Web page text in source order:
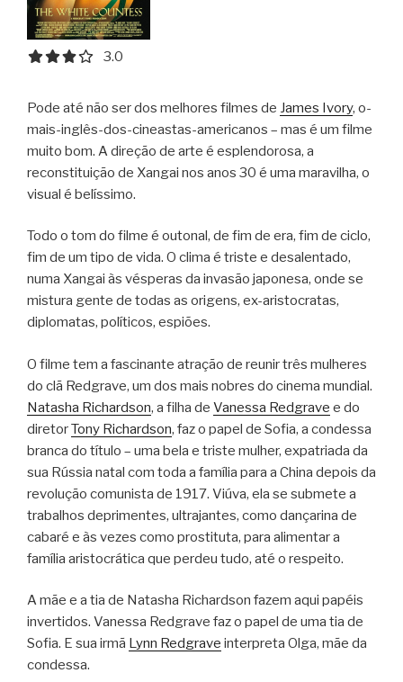
3.0 out of 5.0 stars
3.0
Pode até não ser dos melhores filmes de James Ivory, o-
mais-inglês-dos-cineastas-americanos – mas é um filme
muito bom. A direção de arte é esplendorosa, a
reconstituição de Xangai nos anos 30 é uma maravilha, o
visual é belíssimo.
Todo o tom do filme é outonal, de fim de era, fim de ciclo,
fim de um tipo de vida. O clima é triste e desalentado,
numa Xangai às vésperas da invasão japonesa, onde se
mistura gente de todas as origens, ex-aristocratas,
diplomatas, políticos, espiões.
O filme tem a fascinante atração de reunir três mulheres
do clã Redgrave, um dos mais nobres do cinema mundial.
Natasha Richardson, a filha de Vanessa Redgrave e do
diretorTony Richardson, faz o papel de Sofia, a condessa
branca do título – uma bela e triste mulher, expatriada da
sua Rússia natal com toda a família para a China depois da
revolução comunista de 1917. Viúva, ela se submete a
trabalhos deprimentes, ultrajantes, como dançarina de
cabaré e às vezes como prostituta, para alimentar a
família aristocrática que perdeu tudo, até o respeito.
A mãe e a tia de Natasha Richardson fazem aqui papéis
invertidos. Vanessa Redgrave faz o papel de uma tia de
Sofia. E sua irmã Lynn Redgrave interpreta Olga, mãe da
condessa.